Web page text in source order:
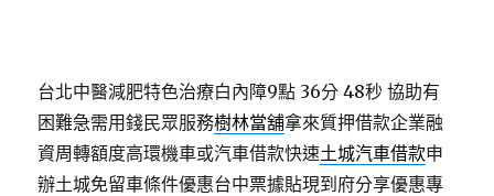
台北中醫減肥特色治療白內障9點 36分 48秒 協助有
困難急需用錢民眾服務樹林當舖拿來質押借款企業融
資周轉額度高環機車或汽車借款快速土城汽車借款申
辦土城免留車條件優惠台中票據貼現到府分享優惠專